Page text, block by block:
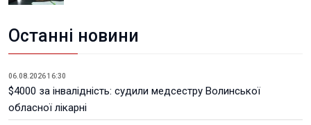
Останні новини
06.08.2026 16:30
$4000 за інвалідність: судили медсестру Волинської
обласної лікарні